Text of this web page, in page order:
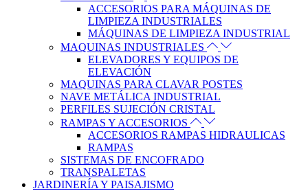
ACCESORIOS PARA MÁQUINAS DE
LIMPIEZA INDUSTRIALES
MÁQUINAS DE LIMPIEZA INDUSTRIAL
MAQUINAS INDUSTRIALES
ELEVADORES Y EQUIPOS DE
ELEVACIÓN
MAQUINAS PARA CLAVAR POSTES
NAVE METÁLICA INDUSTRIAL
PERFILES SUJECIÓN CRISTAL
RAMPAS Y ACCESORIOS
ACCESORIOS RAMPAS HIDRAULICAS
RAMPAS
SISTEMAS DE ENCOFRADO
TRANSPALETAS
JARDINERÍA Y PAISAJISMO